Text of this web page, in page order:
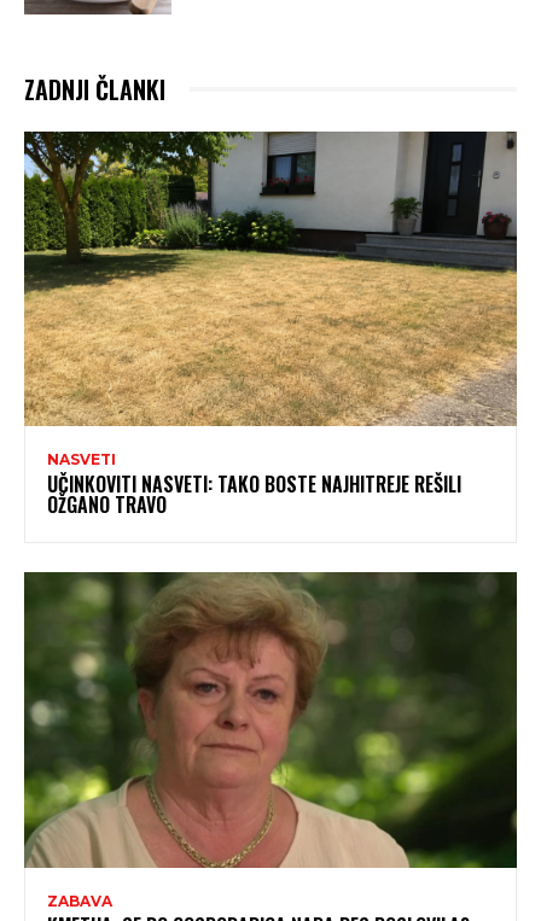
ZADNJI ČLANKI
NASVETI
UČINKOVITI NASVETI: TAKO BOSTE NAJHITREJE REŠILI
OŽGANO TRAVO
ZABAVA